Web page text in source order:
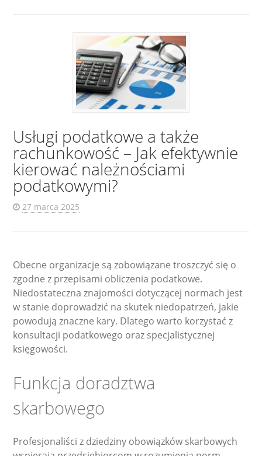
Usługi podatkowe a także
rachunkowość – Jak efektywnie
kierować należnościami
podatkowymi?
27 marca 2025
Obecne organizacje są zobowiązane troszczyć się o
zgodne z przepisami obliczenia podatkowe.
Niedostateczna znajomości dotyczącej normach jest
w stanie doprowadzić na skutek niedopatrzeń, jakie
powodują znaczne kary. Dlatego warto korzystać z
konsultacji podatkowego oraz specjalistycznej
księgowości.
Funkcja doradztwa
skarbowego
Profesjonaliści z dziedziny obowiązków skarbowych